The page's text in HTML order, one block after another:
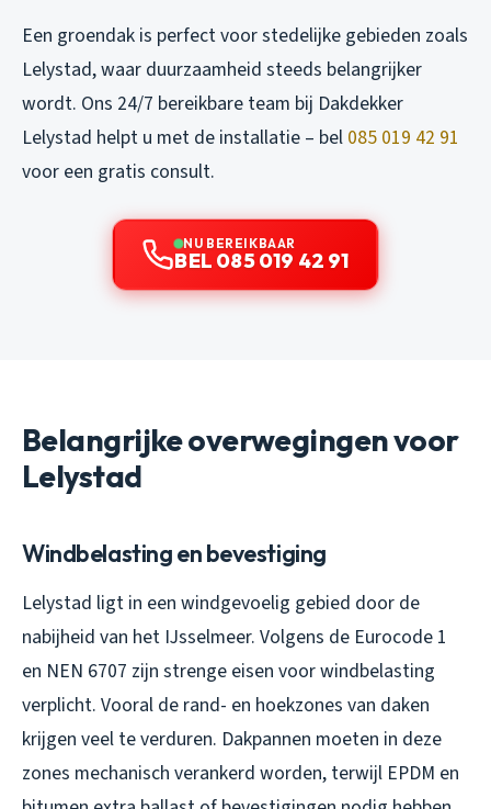
Een groendak is perfect voor stedelijke gebieden zoals
Lelystad, waar duurzaamheid steeds belangrijker
wordt. Ons 24/7 bereikbare team bij Dakdekker
Lelystad helpt u met de installatie – bel 085 019 42 91
voor een gratis consult.
NU BEREIKBAAR
BEL 085 019 42 91
Belangrijke overwegingen voor
Lelystad
Windbelasting en bevestiging
Lelystad ligt in een windgevoelig gebied door de
nabijheid van het IJsselmeer. Volgens de Eurocode 1
en NEN 6707 zijn strenge eisen voor windbelasting
verplicht. Vooral de rand- en hoekzones van daken
krijgen veel te verduren. Dakpannen moeten in deze
zones mechanisch verankerd worden, terwijl EPDM en